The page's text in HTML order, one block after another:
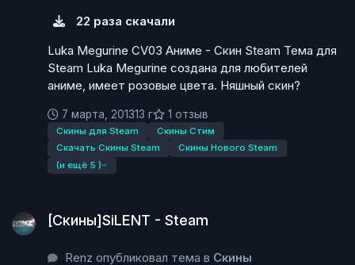
22 раза скачали
Luka Megurine CV03 Аниме - Скин Steam Тема для
Steam Luka Megurine создана для любителей
аниме, имеет розовые цвета. Няшный скин?
7 марта, 201313 г 1 отзыв
Скины для Steam
Скины Стим
Скачать Скины Steam
Скины Нового Steam
(и ещё 5 )
[Скины]SiLENT - Steam
Renz опубликовал тема в Скины